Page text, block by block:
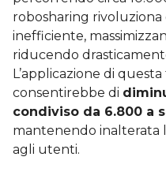
robosharing
inefficiente,
riducendo
L’applicazione di
consentirebbe di
condiviso da 6.800 a
mantenendo inalterata
agli utenti.